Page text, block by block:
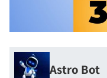
Astro Bot